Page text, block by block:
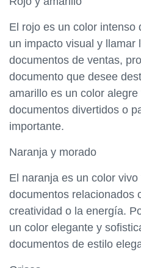
El rojo es un color intenso
un impacto visual y llamar
documentos de ventas,
documento que desee
amarillo es un color
documentos divertidos o
importante.
Naranja y morado
El naranja es un color
documentos relacionados
creatividad o la energía.
un color elegante y
documentos de estilo